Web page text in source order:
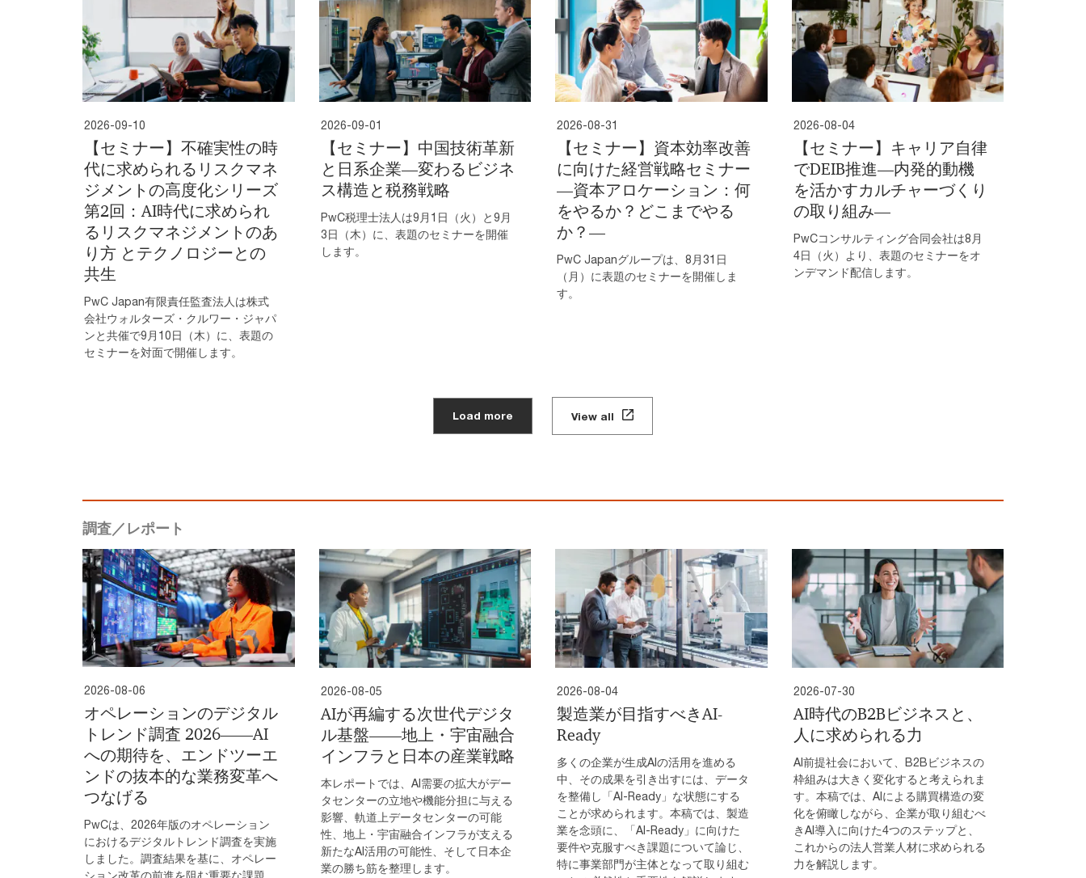
2026-09-10
【セミナー】不確実性の時
代に求められるリスクマネ
ジメントの高度化シリーズ
第2回：AI時代に求められ
るリスクマネジメントのあ
り方 とテクノロジーとの
共生
PwC Japan有限責任監査法人は株式
会社ウォルターズ・クルワー・ジャパ
ンと共催で9月10日（木）に、表題の
セミナーを対面で開催します。
2026-09-01
【セミナー】中国技術革新
と日系企業—変わるビジネ
ス構造と税務戦略
PwC税理士法人は9月1日（火）と9月
3日（木）に、表題のセミナーを開催
します。
2026-08-31
【セミナー】資本効率改善
に向けた経営戦略セミナー
―資本アロケーション：何
をやるか？どこまでやる
か？―
PwC Japanグループは、8月31日
（月）に表題のセミナーを開催しま
す。
2026-08-04
【セミナー】キャリア自律
でDEIB推進―内発的動機
を活かすカルチャーづくり
の取り組み―
PwCコンサルティング合同会社は8月
4日（火）より、表題のセミナーをオ
ンデマンド配信します。
Load more View all
調査／レポート
2026-08-06
オペレーションのデジタル
トレンド調査 2026――AI
への期待を、エンドツーエ
ンドの抜本的な業務変革へ
つなげる
PwCは、2026年版のオペレーション
におけるデジタルトレンド調査を実施
しました。調査結果を基に、オペレー
2026-08-05
AIが再編する次世代デジタ
ル基盤――地上・宇宙融合
インフラと日本の産業戦略
本レポートでは、AI需要の拡大がデー
タセンターの立地や機能分担に与える
影響、軌道上データセンターの可能
性、地上・宇宙融合インフラが支える
新たなAI活用の可能性、そして日本企
業の勝ち筋を整理します。
2026-08-04
製造業が目指すべきAI-
Ready
多くの企業が生成AIの活用を進める
中、その成果を引き出すには、データ
を整備し「AI-Ready」な状態にする
ことが求められます。本稿では、製造
業を念頭に、「AI-Ready」に向けた
要件や克服すべき課題について論じ、
特に事業部門が主体となって取り組む
2026-07-30
AI時代のB2Bビジネスと、
人に求められる力
AI前提社会において、B2Bビジネスの
枠組みは大きく変化すると考えられま
す。本稿では、AIによる購買構造の変
化を俯瞰しながら、企業が取り組むべ
きAI導入に向けた4つのステップと、
これからの法人営業人材に求められる
力を解説します。